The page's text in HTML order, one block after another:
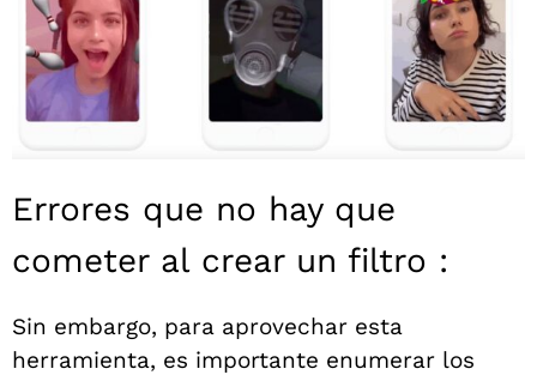
Errores que no hay que
cometer al crear un filtro :
Sin embargo, para aprovechar esta
herramienta, es importante enumerar los